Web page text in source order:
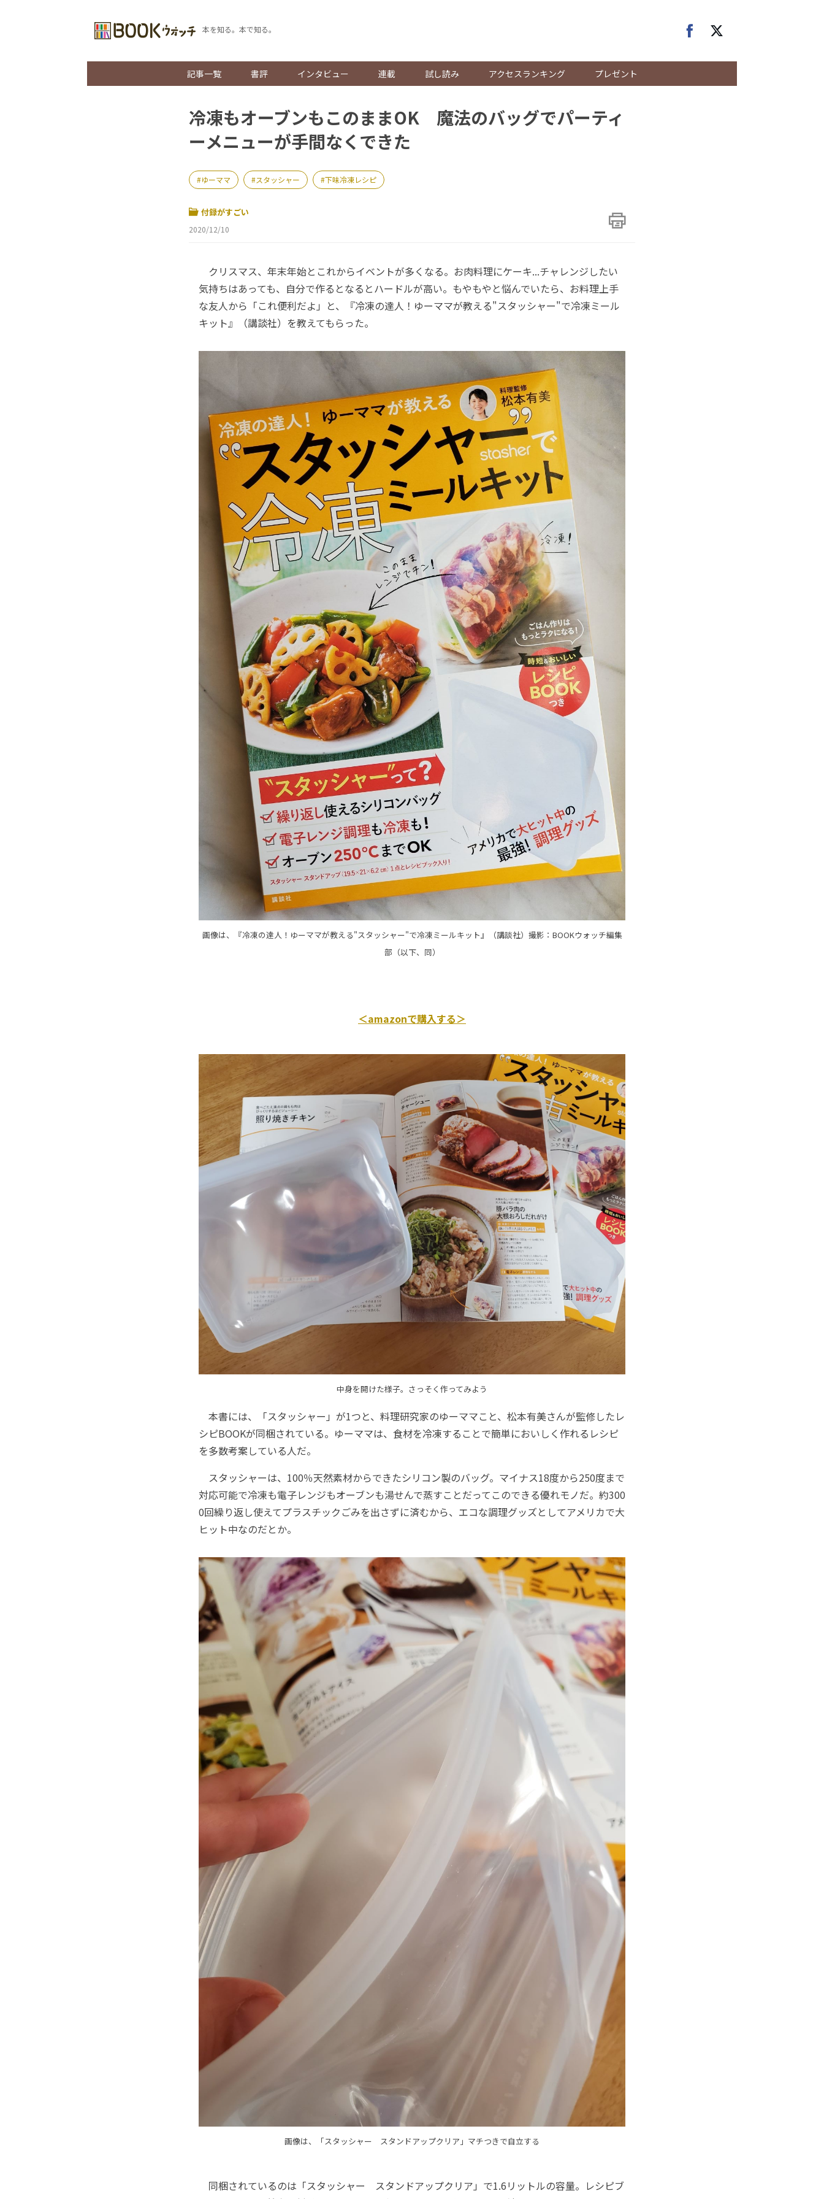
本を知る。本で知る。
記事一覧 書評 インタビュー 連載 試し読み アクセスランキング プレゼント
冷凍もオーブンもこのままOK 魔法のバッグでパーティ
ーメニューが手間なくできた
ゆーママ スタッシャー 下味冷凍レシピ
付録がすごい
2020/12/10
クリスマス、年末年始とこれからイベントが多くなる。お肉料理にケーキ...チャレンジしたい
気持ちはあっても、自分で作るとなるとハードルが高い。もやもやと悩んでいたら、お料理上手
な友人から「これ便利だよ」と、『冷凍の達人！ゆーママが教える"スタッシャー"で冷凍ミール
キット』（講談社）を教えてもらった。
画像は、『冷凍の達人！ゆーママが教える"スタッシャー"で冷凍ミールキット』（講談社）撮影：BOOKウォッチ編集
部（以下、同）
＜amazonで購入する＞
中身を開けた様子。さっそく作ってみよう
本書には、「スタッシャー」が1つと、料理研究家のゆーママこと、松本有美さんが監修したレ
シピBOOKが同梱されている。ゆーママは、食材を冷凍することで簡単においしく作れるレシピ
を多数考案している人だ。
スタッシャーは、100％天然素材からできたシリコン製のバッグ。マイナス18度から250度まで
対応可能で冷凍も電子レンジもオーブンも湯せんで蒸すことだってこのできる優れモノだ。約300
0回繰り返し使えてプラスチックごみを出さずに済むから、エコな調理グッズとしてアメリカで大
ヒット中なのだとか。
画像は、「スタッシャー スタンドアップクリア」マチつきで自立する
同梱されているのは「スタッシャー スタンドアップクリア」で1.6リットルの容量。レシピブ